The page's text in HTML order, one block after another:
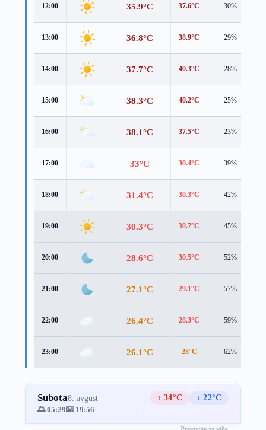
12:00 35.9°C 37.6°C 30%
13:00 36.8°C 38.9°C 29%
14:00 37.7°C 40.3°C 28%
15:00 38.3°C 40.2°C 25%
16:00 38.1°C 37.5°C 23%
17:00 33°C 30.4°C 39%
18:00 31.4°C 30.3°C 42%
19:00 30.3°C 30.7°C 45%
20:00 28.6°C 30.5°C 52%
21:00 27.1°C 29.1°C 57%
22:00 26.4°C 28.3°C 59%
23:00 26.1°C 28°C 62%
Subota8. avgust ↑ 34°C
↓ 22°C
🌅 05:29🌇 19:56